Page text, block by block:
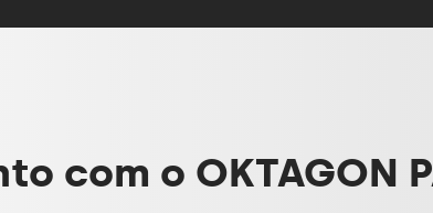
com o OKTAGON